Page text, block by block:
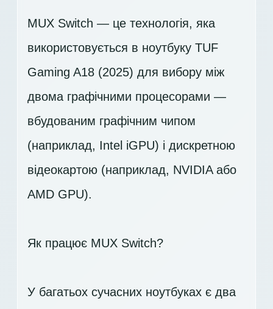
MUX Switch — це технологія, яка
використовується в ноутбуку TUF
Gaming A18 (2025) для вибору між
двома графічними процесорами —
вбудованим графічним чипом
(наприклад, Intel iGPU) і дискретною
відеокартою (наприклад, NVIDIA або
AMD GPU).
Як працює MUX Switch?
У багатьох сучасних ноутбуках є два